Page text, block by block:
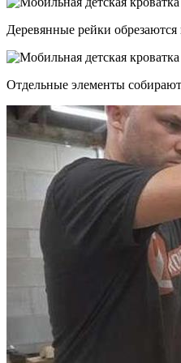
Деревянные рейки
Отдельные элементы